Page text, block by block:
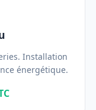
Installation
énergétique.